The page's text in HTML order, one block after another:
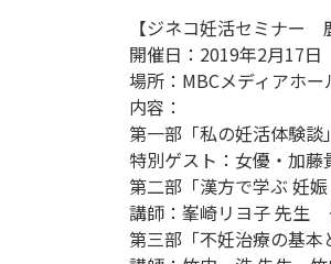
【ジネコ妊活セミナー
開催日：2019年2月17
場所：MBCメディアホー
内容：
第一部「私の妊活体験談
特別ゲスト：女優・加藤
第二部「漢方で学ぶ 妊
講師：峯崎リヨ子 先
第三部「不妊治療の基